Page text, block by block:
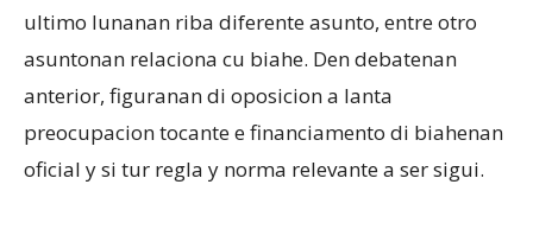
ultimo lunanan riba diferente asunto, entre otro
asuntonan relaciona cu biahe. Den debatenan
anterior, figuranan di oposicion a lanta
preocupacion tocante e financiamento di biahenan
oficial y si tur regla y norma relevante a ser sigui.